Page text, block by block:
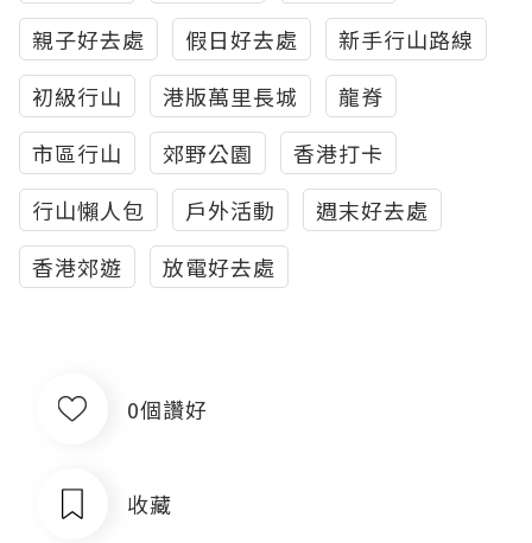
親子好去處
假日好去處
新手行山路線
初級行山
港版萬里長城
龍脊
市區行山
郊野公園
香港打卡
行山懶人包
戶外活動
週末好去處
香港郊遊
放電好去處
0個讚好
收藏